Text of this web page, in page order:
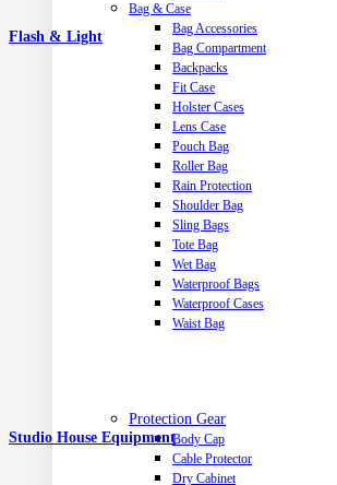
Bag & Case
Bag Accessories
Bag Compartment
Backpacks
Fit Case
Holster Cases
Lens Case
Pouch Bag
Roller Bag
Rain Protection
Shoulder Bag
Sling Bags
Tote Bag
Wet Bag
Waterproof Bags
Waterproof Cases
Waist Bag
Protection Gear
Body Cap
Cable Protector
Dry Cabinet
Flash & Light
Studio House Equipment